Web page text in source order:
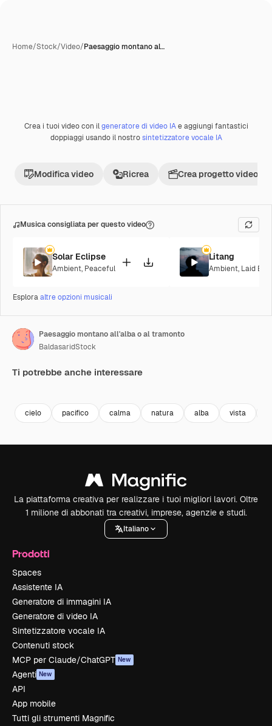
Home/Stock/Video/Paesaggio montano al…
Crea i tuoi video con ilgeneratore di video IAe aggiungi fantastici
doppiaggi usando il nostrosintetizzatore vocale IA
Modifica video Ricrea Crea progetto video
Musica consigliata per questo video
Solar Eclipse
Ambient, Peaceful
Litang
Ambient, Laid
Esploraaltre opzioni musicali
Paesaggio montano all'alba o al tramonto
BaldasaridStock
Ti potrebbe anche interessare
cielo pacifico calma natura alba vista
La piattaforma creativa per realizzare i tuoi migliori lavori. Oltre
1 milione di abbonati tra creativi, imprese, agenzie e studi.
Italiano
Prodotti
Spaces
Assistente IA
Generatore di immagini IA
Generatore di video IA
Sintetizzatore vocale IA
Contenuti stock
MCP per Claude/ChatGPT New
Agenti New
API
App mobile
Tutti gli strumenti Magnific